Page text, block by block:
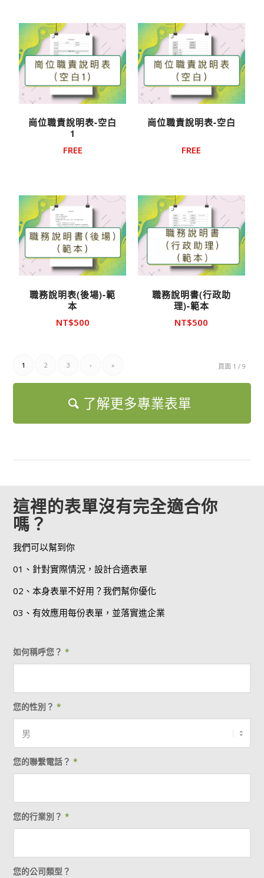
崗位職責說明表-空白
1
FREE
崗位職責說明表-空白
FREE
職務說明表(後場)-範
本
NT$500
職務說明書(行政助
理)-範本
NT$500
頁面 1 / 9
1 2 3 › »
了解更多專業表單
這裡的表單沒有完全適合你
嗎？
我們可以幫到你
01、針對實際情況，設計合適表單
02、本身表單不好用？我們幫你優化
03、有效應用每份表單，並落實進企業
如何稱呼您？*
您的性別？*
您的聯繫電話？*
您的行業別？*
您的公司類型？